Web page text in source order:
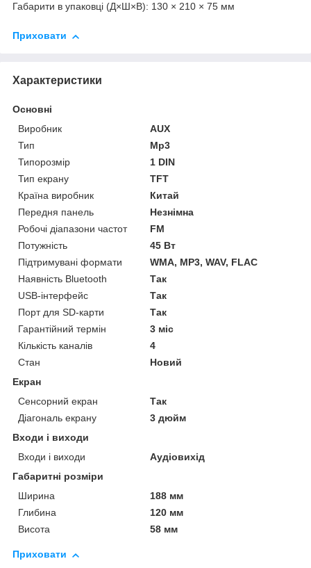
Габарити в упаковці (Д×Ш×В): 130 × 210 × 75 мм
Приховати
Характеристики
Основні
Виробник
AUX
Тип
Mp3
Типорозмір
1 DIN
Тип екрану
TFT
Країна виробник
Китай
Передня панель
Незнімна
Робочі діапазони частот
FM
Потужність
45 Вт
Підтримувані формати
WMA, MP3, WAV, FLAC
Наявність Bluetooth
Так
USB-інтерфейс
Так
Порт для SD-карти
Так
Гарантійний термін
3 міс
Кількість каналів
4
Стан
Новий
Екран
Сенсорний екран
Так
Діагональ екрану
3 дюйм
Входи і виходи
Входи і виходи
Аудіовихід
Габаритні розміри
Ширина
188 мм
Глибина
120 мм
Висота
58 мм
Приховати